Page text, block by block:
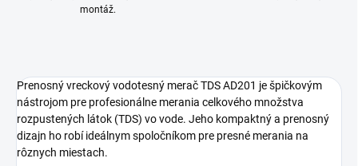
montáž.
Prenosný vreckový vodotesný merač TDS AD201 je špičkovým
nástrojom pre profesionálne merania celkového množstva
rozpustených látok (TDS) vo vode. Jeho kompaktný a prenosný
dizajn ho robí ideálnym spoločníkom pre presné merania na
rôznych miestach.